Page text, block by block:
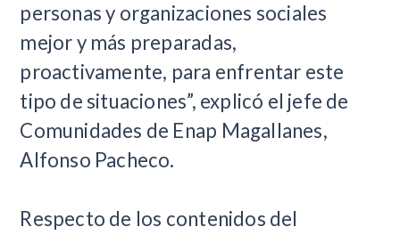
personas y organizaciones sociales
mejor y más preparadas,
proactivamente, para enfrentar este
tipo de situaciones”, explicó el jefe de
Comunidades de Enap Magallanes,
Alfonso Pacheco.
Respecto de los contenidos del